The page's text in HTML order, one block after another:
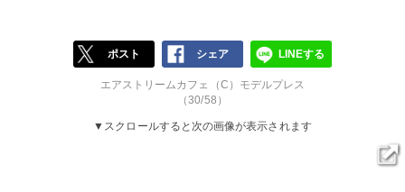
ポスト シェア LINEする
エアストリームカフェ（C）モデルプレス
（30/58）
▼スクロールすると次の画像が表示されます